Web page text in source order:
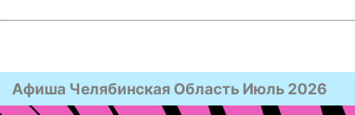
Афиша Челябинская Область Июль 2026